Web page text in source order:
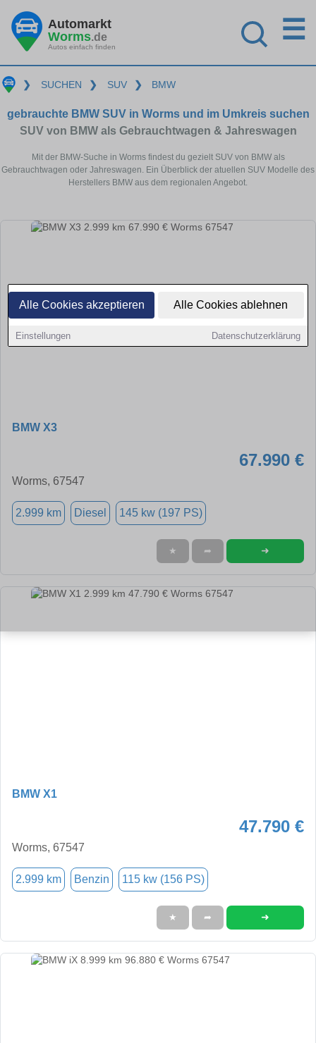
Alle Cookies akzeptieren Alle Cookies ablehnen
Einstellungen Datenschutzerklärung
Automarkt
Worms.de
Autos einfach finden
☰
❯ SUCHEN ❯ SUV ❯ BMW
gebrauchte BMW SUV in Worms und im Umkreis suchen
SUV von BMW als Gebrauchtwagen & Jahreswagen
Mit der BMW-Suche in Worms findest du gezielt SUV von BMW als
Gebrauchtwagen oder Jahreswagen. Ein Überblick der atuellen SUV Modelle des
Herstellers BMW aus dem regionalen Angebot.
BMW X3
67.990 €
Worms, 67547
2.999 km Diesel 145 kw (197 PS)
★ ➦ ➜
BMW X1
47.790 €
Worms, 67547
2.999 km Benzin 115 kw (156 PS)
★ ➦ ➜